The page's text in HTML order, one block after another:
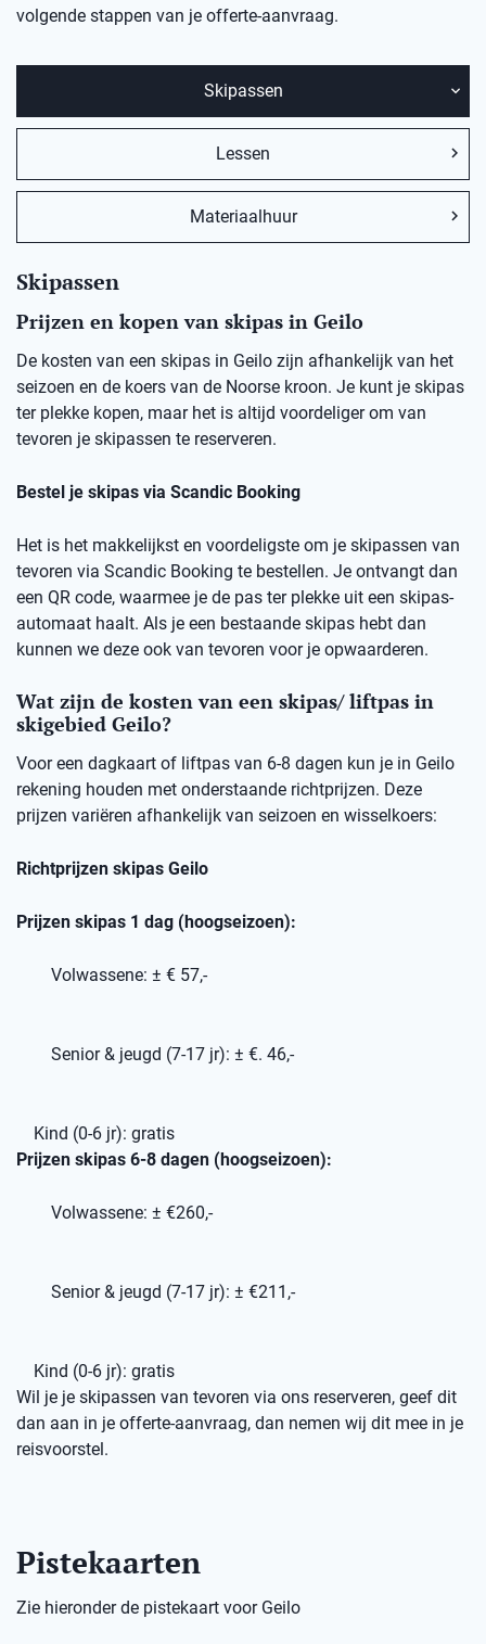
volgende stappen van je offerte-aanvraag.
Skipassen
Lessen
Materiaalhuur
Skipassen
Prijzen en kopen van skipas in Geilo
De kosten van een skipas in Geilo zijn afhankelijk van het
seizoen en de koers van de Noorse kroon. Je kunt je skipas
ter plekke kopen, maar het is altijd voordeliger om van
tevoren je skipassen te reserveren.
Bestel je skipas via Scandic Booking
Het is het makkelijkst en voordeligste om je skipassen van
tevoren via Scandic Booking te bestellen. Je ontvangt dan
een QR code, waarmee je de pas ter plekke uit een skipas-
automaat haalt. Als je een bestaande skipas hebt dan
kunnen we deze ook van tevoren voor je opwaarderen.
Wat zijn de kosten van een skipas/ liftpas in
skigebied Geilo?
Voor een dagkaart of liftpas van 6-8 dagen kun je in Geilo
rekening houden met onderstaande richtprijzen. Deze
prijzen variëren afhankelijk van seizoen en wisselkoers:
Richtprijzen skipas Geilo
Prijzen skipas 1 dag (hoogseizoen):
Volwassene: ± € 57,-
Senior & jeugd (7-17 jr): ± €. 46,-
Kind (0-6 jr): gratis
Prijzen skipas 6-8 dagen (hoogseizoen):
Volwassene: ± €260,-
Senior & jeugd (7-17 jr): ± €211,-
Kind (0-6 jr): gratis
Wil je je skipassen van tevoren via ons reserveren, geef dit
dan aan in je offerte-aanvraag, dan nemen wij dit mee in je
reisvoorstel.
Pistekaarten
Zie hieronder de pistekaart voor Geilo